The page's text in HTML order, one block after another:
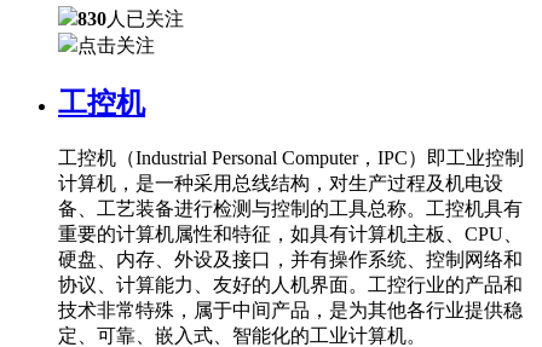
830人已关注
点击关注
工控机
工控机（Industrial Personal Computer，IPC）即工业控制
计算机，是一种采用总线结构，对生产过程及机电设
备、工艺装备进行检测与控制的工具总称。工控机具有
重要的计算机属性和特征，如具有计算机主板、CPU、
硬盘、内存、外设及接口，并有操作系统、控制网络和
协议、计算能力、友好的人机界面。工控行业的产品和
技术非常特殊，属于中间产品，是为其他各行业提供稳
定、可靠、嵌入式、智能化的工业计算机。